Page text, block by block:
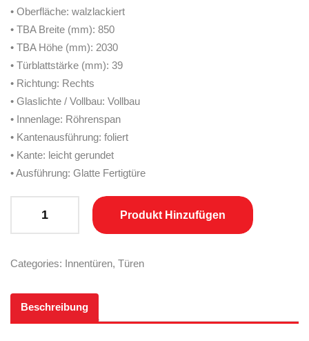
• Oberfläche: walzlackiert
• TBA Breite (mm): 850
• TBA Höhe (mm): 2030
• Türblattstärke (mm): 39
• Richtung: Rechts
• Glaslichte / Vollbau: Vollbau
• Innenlage: Röhrenspan
• Kantenausführung: foliert
• Kante: leicht gerundet
• Ausführung: Glatte Fertigtüre
SOLIDO Innentüre Trend Röhrenspan weiß matt lackiert VB
Produkt Hinzufügen
Categories: Innentüren, Türen
Beschreibung